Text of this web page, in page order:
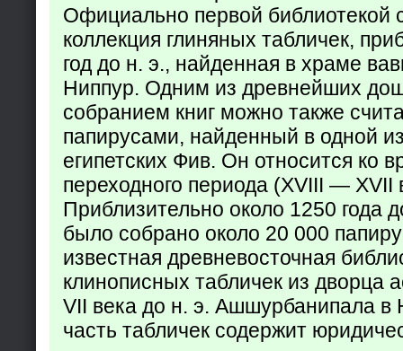
Официально первой библиотекой
коллекция глиняных табличек,
год до н. э., найденная в храме
Ниппур. Одним из древнейших
собранием книг можно также
папирусами, найденный в одной
египетских Фив. Он относится ко
переходного периода (XVIII — XVII
Приблизительно около 1250 года
было собрано около 20 000
известная древневосточная
клинописных табличек из дворца
VII века до н. э. Ашшурбанипала в
часть табличек содержит